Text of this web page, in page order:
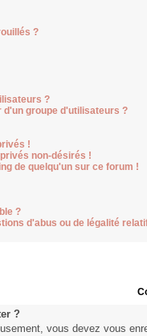
?
?
d'un groupe d'utilisateurs ?
!
non-désirés !
de quelqu'un sur ce forum !
?
d'abus ou de légalité
?
vous devez vous